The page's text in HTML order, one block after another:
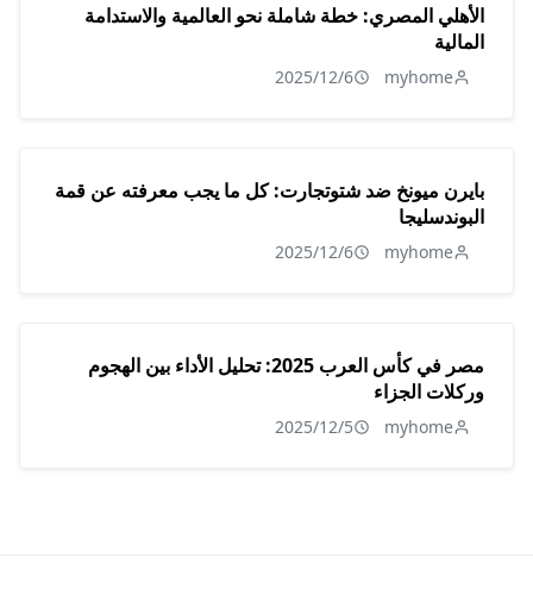
الأهلي المصري: خطة شاملة نحو العالمية والاستدامة
المالية
myhome
2025/12/6
بايرن ميونخ ضد شتوتجارت: كل ما يجب معرفته عن قمة
البوندسليجا
myhome
2025/12/6
مصر في كأس العرب 2025: تحليل الأداء بين الهجوم
وركلات الجزاء
myhome
2025/12/5